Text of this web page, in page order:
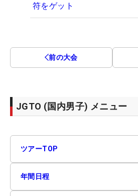
符をゲット
前の大会
JGTO (国内男子) メニュー
ツアーTOP
年間日程